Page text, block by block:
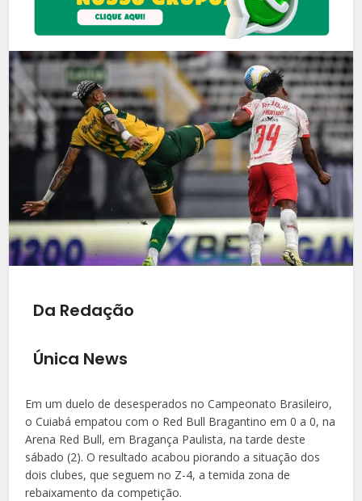
Da Redação
Única News
Em um duelo de desesperados no Campeonato Brasileiro,
o Cuiabá empatou com o Red Bull Bragantino em 0 a 0, na
Arena Red Bull, em Bragança Paulista, na tarde deste
sábado (2). O resultado acabou piorando a situação dos
dois clubes, que seguem no Z-4, a temida zona de
rebaixamento da competição.